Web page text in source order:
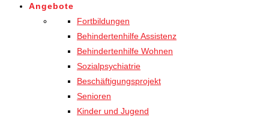
Angebote
Fortbildungen
Behindertenhilfe Assistenz
Behindertenhilfe Wohnen
Sozialpsychiatrie
Beschäftigungsprojekt
Senioren
Kinder und Jugend